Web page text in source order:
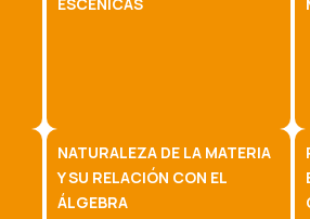
NATURALEZA DE LA MATERIA
Y SU RELACIÓN CON EL
ÁLGEBRA